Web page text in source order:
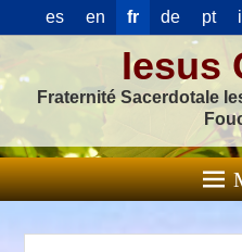
es en fr de pt
Iesus
Fraternité Sacerdotale